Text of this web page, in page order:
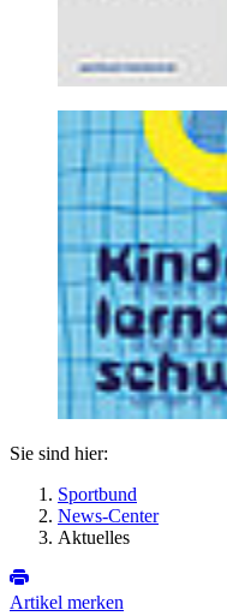
Sie sind hier:
Sportbund
News-Center
Aktuelles
Artikel merken